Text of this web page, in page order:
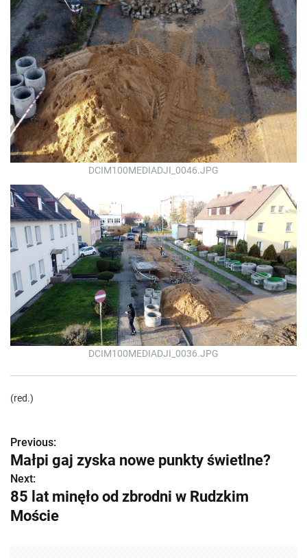
DCIM100MEDIADJI_0046.JPG
DCIM100MEDIADJI_0036.JPG
(red.)
Z
o
b
a
Previous:
Małpi gaj zyska nowe punkty świetlne?
Next:
85 lat minęło od zbrodni w Rudzkim
Moście